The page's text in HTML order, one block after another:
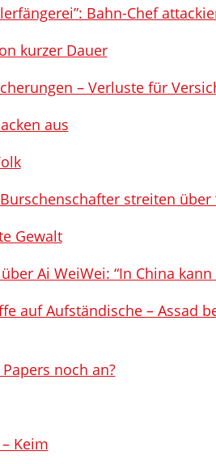
Bahn-Chef
kurzer Dauer
– Verluste für
aus
streiten über
Gewalt
Ai WeiWei: “In China
auf Aufständische – Assad
noch an?
Keim